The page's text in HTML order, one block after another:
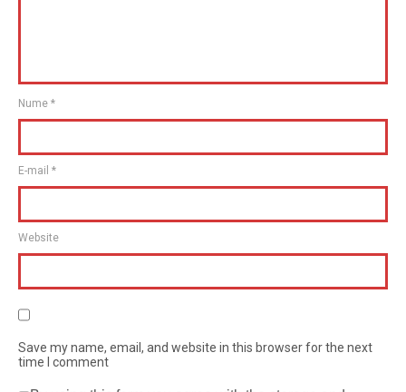
Nume *
E-mail *
Website
Save my name, email, and website in this browser for the next
time I comment